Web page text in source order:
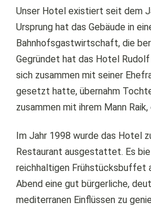
Unser Hotel existiert seit dem
Ursprung hat das Gebäude in
Bahnhofsgastwirtschaft, die
Gegründet hat das Hotel
sich zusammen mit seiner
gesetzt hatte, übernahm
zusammen mit ihrem Mann
Im Jahr 1998 wurde das Hotel
Restaurant ausgestattet. Es
reichhaltigen Frühstücksbuffet
Abend eine gut bürgerliche,
mediterranen Einflüssen zu